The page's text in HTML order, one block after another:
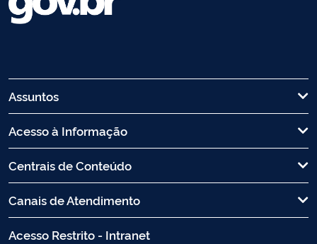
Assuntos
Acesso à Informação
Centrais de Conteúdo
Canais de Atendimento
Acesso Restrito - Intranet